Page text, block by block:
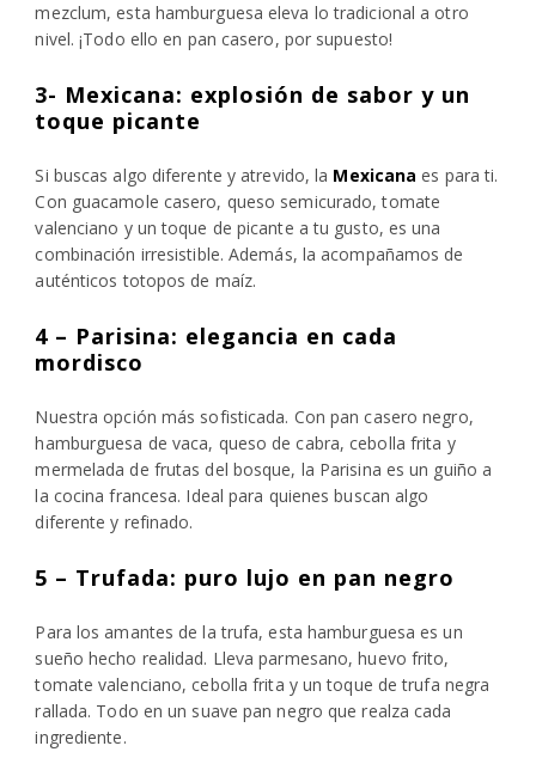
mezclum, esta hamburguesa eleva lo tradicional a otro
nivel. ¡Todo ello en pan casero, por supuesto!
3- Mexicana: explosión de sabor y un
toque picante
Si buscas algo diferente y atrevido, la Mexicana es para ti.
Con guacamole casero, queso semicurado, tomate
valenciano y un toque de picante a tu gusto, es una
combinación irresistible. Además, la acompañamos de
auténticos totopos de maíz.
4 – Parisina: elegancia en cada
mordisco
Nuestra opción más sofisticada. Con pan casero negro,
hamburguesa de vaca, queso de cabra, cebolla frita y
mermelada de frutas del bosque, la Parisina es un guiño a
la cocina francesa. Ideal para quienes buscan algo
diferente y refinado.
5 – Trufada: puro lujo en pan negro
Para los amantes de la trufa, esta hamburguesa es un
sueño hecho realidad. Lleva parmesano, huevo frito,
tomate valenciano, cebolla frita y un toque de trufa negra
rallada. Todo en un suave pan negro que realza cada
ingrediente.